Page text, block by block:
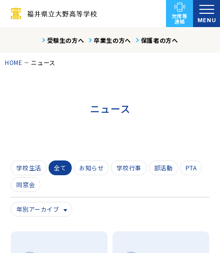
受験生の方へ 卒業生の方へ 保護者の方へ
欠席等
連絡 MENU
HOME ニュース
ニュース
学校生活 全て お知らせ 学校行事 部活動
PTA
同窓会